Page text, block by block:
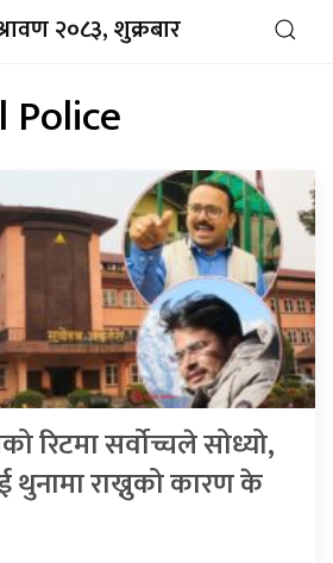
२०८३, शुक्रबार
Police
रिटमा सर्वोच्चले सोध्यो,
थुनामा राख्नुको कारण के